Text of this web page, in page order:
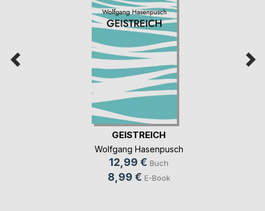
GEISTREICH
Wolfgang Hasenpusch
12,99 € Buch
8,99 € E-Book